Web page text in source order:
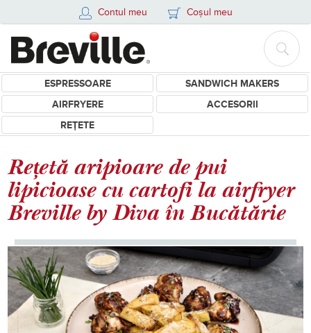
Contul meu Coșul meu
ESPRESSOARE
SANDWICH MAKERS
AIRFRYERE
ACCESORII
REȚETE
Rețetă aripioare de pui
lipicioase cu cartofi la airfryer
Breville by Diva în Bucătărie